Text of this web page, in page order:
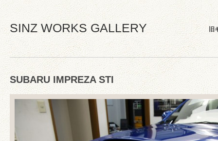
SINZ WORKS GALLERY
SUBARU IMPREZA STI